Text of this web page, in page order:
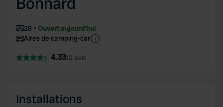
28
Ouvert aujourd'hui
Aires de camping-car
4.3312 avis
Installations